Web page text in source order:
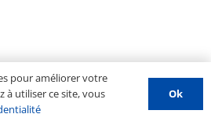
pour améliorer votre
à utiliser ce site, vous
Ok